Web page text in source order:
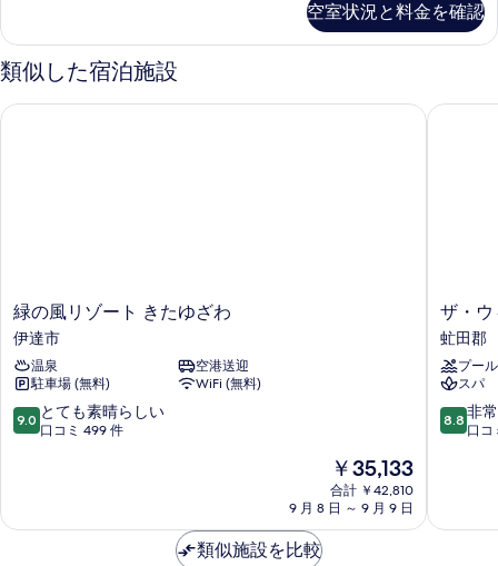
る
ラ
の
す
べ
示
す
る
ー
ド
ヴ
ラ
空室状況と料金を確認
類似した宿泊施設
緑
の
風
リ
ゾ
ー
ト
わ
緑の風リゾート きたゆざわ
伊達市
温泉
空港送迎
駐車場 (無料)
WiFi (無料)
10
段
て
9.0 とても素晴らしい
口コミ 499 件
現
在
の
￥35,133
合計 ￥42,810
9 月 8 日 ～ 9 月 9 日
緑の風リゾート きたゆざわ
ザ・
ウ
ィ
ン
ザ
ー
ホ
リ
ザ・
虻田郡
プール
スパ
10
段
常
8.8 非
口コ
ザ・ウ
類似施設を比較